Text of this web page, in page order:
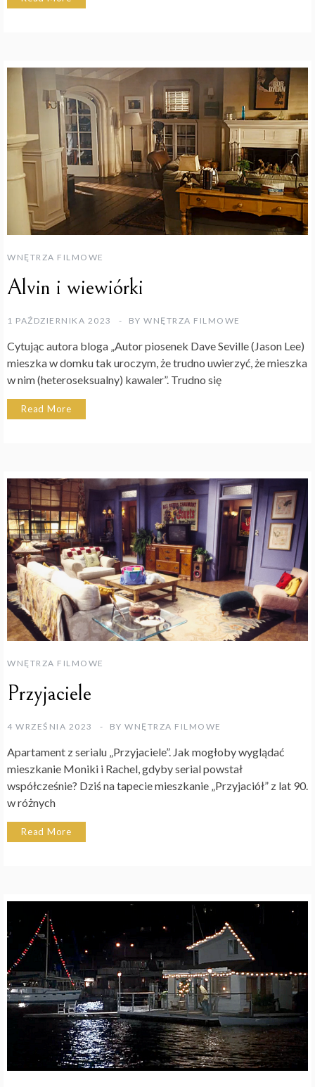
WNĘTRZA FILMOWE
Alvin i wiewiórki
1 PAŹDZIERNIKA 2023 BY WNĘTRZA FILMOWE
Cytując autora bloga „Autor piosenek Dave Seville (Jason Lee)
mieszka w domku tak uroczym, że trudno uwierzyć, że mieszka
w nim (heteroseksualny) kawaler”. Trudno się
Read More
WNĘTRZA FILMOWE
Przyjaciele
4 WRZEŚNIA 2023 BY WNĘTRZA FILMOWE
Apartament z serialu „Przyjaciele”. Jak mogłoby wyglądać
mieszkanie Moniki i Rachel, gdyby serial powstał
współcześnie? Dziś na tapecie mieszkanie „Przyjaciół” z lat 90.
w różnych
Read More